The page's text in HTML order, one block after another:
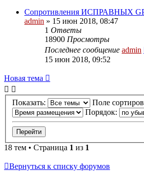
Сопротивления ИСПРАВНЫХ
admin » 15 июн 2018, 08:47
1 Ответы
18900 Просмотры
Последнее сообщение admin
15 июн 2018, 09:52
Новая
тема
Новая тема
Показать:
Поле
Порядок:
18 тем • Страница 1 из 1
Вернуться к списку форумов